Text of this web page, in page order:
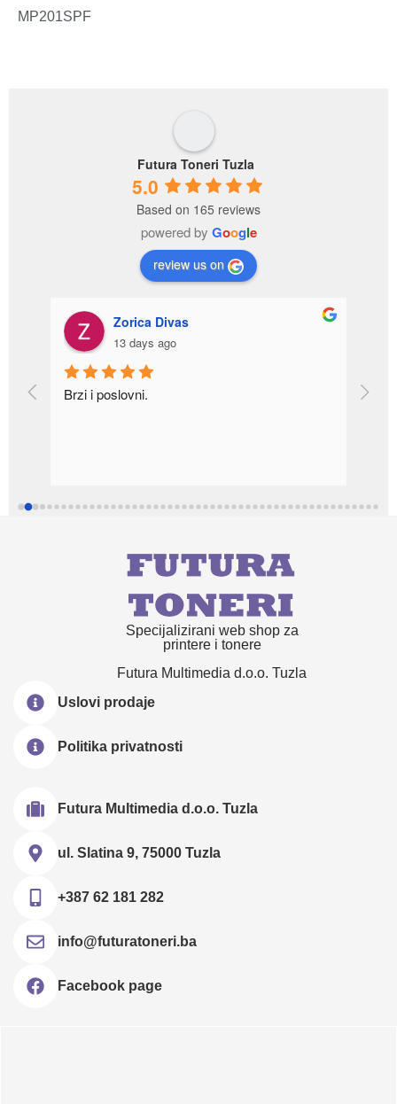
MP201SPF
Futura Toneri Tuzla
5.0
Based on 165 reviews
powered by Google
review us on
Zorica Divas
13 days ago
Brzi i poslovni.
Specijalizirani web shop za
printere i tonere
Futura Multimedia d.o.o. Tuzla
Uslovi prodaje
Politika privatnosti
Futura Multimedia d.o.o. Tuzla
ul. Slatina 9, 75000 Tuzla
+387 62 181 282
info@futuratoneri.ba
Facebook page